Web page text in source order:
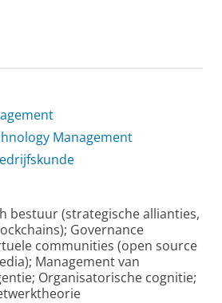
h
Management
bestuur (strategische allianties,
Governance
communities (open source
Management van
Organisatorische cognitie;